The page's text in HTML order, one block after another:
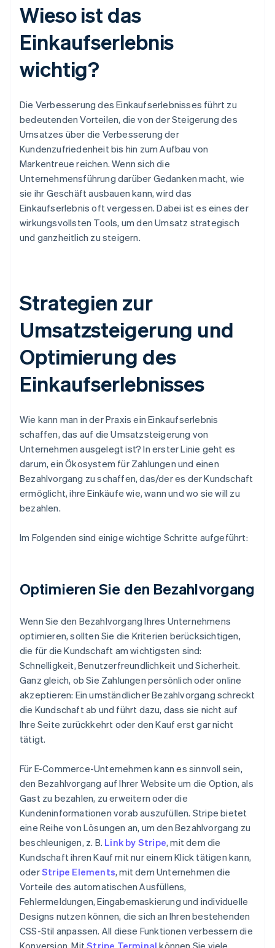
Wieso ist das
Einkaufserlebnis
wichtig?
Die Verbesserung des Einkaufserlebnisses führt zu
bedeutenden Vorteilen, die von der Steigerung des
Umsatzes über die Verbesserung der
Kundenzufriedenheit bis hin zum Aufbau von
Markentreue reichen. Wenn sich die
Unternehmensführung darüber Gedanken macht, wie
sie ihr Geschäft ausbauen kann, wird das
Einkaufserlebnis oft vergessen. Dabei ist es eines der
wirkungsvollsten Tools, um den Umsatz strategisch
und ganzheitlich zu steigern.
Strategien zur
Umsatzsteigerung und
Optimierung des
Einkaufserlebnisses
Wie kann man in der Praxis ein Einkaufserlebnis
schaffen, das auf die Umsatzsteigerung von
Unternehmen ausgelegt ist? In erster Linie geht es
darum, ein Ökosystem für Zahlungen und einen
Bezahlvorgang zu schaffen, das/der es der Kundschaft
ermöglicht, ihre Einkäufe wie, wann und wo sie will zu
bezahlen.
Im Folgenden sind einige wichtige Schritte aufgeführt:
Optimieren Sie den Bezahlvorgang
Wenn Sie den Bezahlvorgang Ihres Unternehmens
optimieren, sollten Sie die Kriterien berücksichtigen,
die für die Kundschaft am wichtigsten sind:
Schnelligkeit, Benutzerfreundlichkeit und Sicherheit.
Ganz gleich, ob Sie Zahlungen persönlich oder online
akzeptieren: Ein umständlicher Bezahlvorgang schreckt
die Kundschaft ab und führt dazu, dass sie nicht auf
Ihre Seite zurückkehrt oder den Kauf erst gar nicht
tätigt.
Für E-Commerce-Unternehmen kann es sinnvoll sein,
den Bezahlvorgang auf Ihrer Website um die Option, als
Gast zu bezahlen, zu erweitern oder die
Kundeninformationen vorab auszufüllen. Stripe bietet
eine Reihe von Lösungen an, um den Bezahlvorgang zu
beschleunigen, z. B. Link by Stripe, mit dem die
Kundschaft ihren Kauf mit nur einem Klick tätigen kann,
oderStripe Elements, mit dem Unternehmen die
Vorteile des automatischen Ausfüllens,
Fehlermeldungen, Eingabemaskierung und individuelle
Designs nutzen können, die sich an Ihren bestehenden
CSS-Stil anpassen. All diese Funktionen verbessern die